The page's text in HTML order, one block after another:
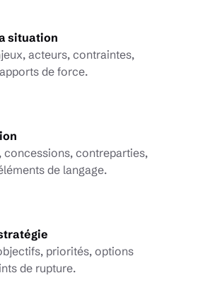
situation
acteurs, contraintes,
de force.
concessions, contreparties,
de langage.
priorités, options
de rupture.